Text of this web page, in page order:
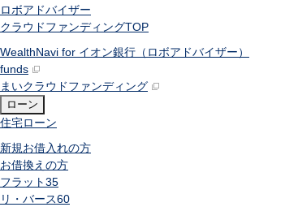
ロボアドバイザー
クラウドファンディングTOP
WealthNavi for イオン銀行（ロボアドバイザー）
funds
まいクラウドファンディング
ローン
住宅ローン
新規お借入れの方
お借換えの方
フラット35
リ・バース60